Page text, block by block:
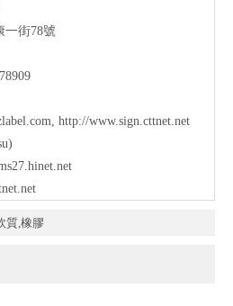
一街78號
http://www.sign.cttnet.net
質,橡膠